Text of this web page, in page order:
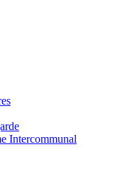
Intercommunal